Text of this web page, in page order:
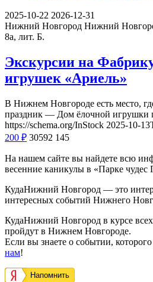
2025-10-22 2026-12-31
Нижний Новгород Нижний
8а, лит. Б.
Экскурсии на
игрушек «Ариель»
В Нижнем Новгороде есть место,
праздник — Дом ёлочной игрушки
https://schema.org/InStock 2025-10-
200 ₽ 30592 145
На нашем сайте вы найдете всю
весенние каникулы в «Парке чудес
КудаНижний Новгород — это
интересных событий Нижнего
КудаНижний Новгород в курсе
пройдут в Нижнем Новгороде.
Если вы знаете о событии, которого
нам!
Напомнить